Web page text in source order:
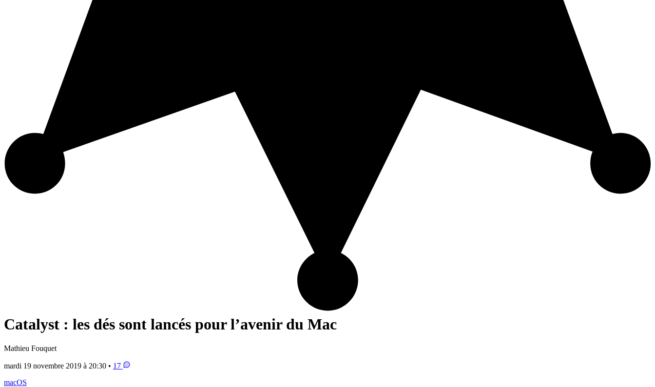
Catalyst : les dés sont lancés pour l’avenir du Mac
Mathieu Fouquet
mardi 19 novembre 2019 à 20:30 • 17
macOS